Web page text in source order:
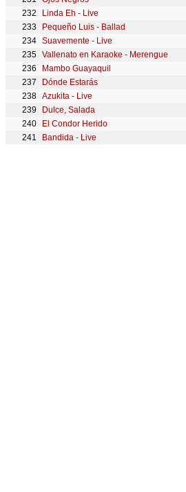
Linda Eh - Live
Pequeño Luis - Ballad
Suavemente - Live
Vallenato en Karaoke - Merengue
Mambo Guayaquil
Dónde Estarás
Azukita - Live
Dulce, Salada
El Condor Herido
Bandida - Live